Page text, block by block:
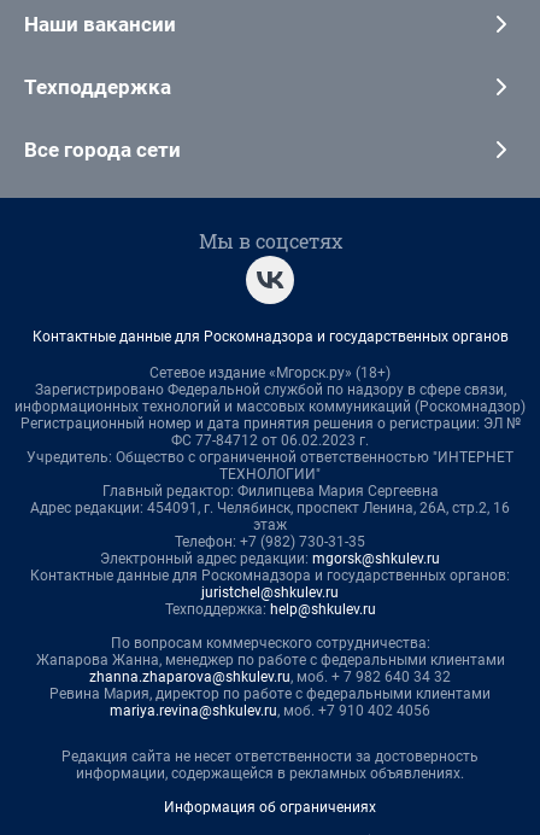
Наши вакансии
Техподдержка
Все города сети
Мы в соцсетях
Контактные данные для Роскомнадзора и государственных органов
Сетевое издание «Мгорск.ру» (18+)
Зарегистрировано Федеральной службой по надзору в сфере связи,
информационных технологий и массовых коммуникаций (Роскомнадзор)
Регистрационный номер и дата принятия решения о регистрации: ЭЛ №
ФС 77-84712 от 06.02.2023 г.
Учредитель: Общество с ограниченной ответственностью "ИНТЕРНЕТ
ТЕХНОЛОГИИ"
Главный редактор: Филипцева Мария Сергеевна
Адрес редакции: 454091, г. Челябинск, проспект Ленина, 26А, стр.2, 16
этаж
Телефон: +7 (982) 730-31-35
Электронный адрес редакции: mgorsk@shkulev.ru
Контактные данные для Роскомнадзора и государственных органов:
juristchel@shkulev.ru
Техподдержка: help@shkulev.ru
По вопросам коммерческого сотрудничества:
Жапарова Жанна, менеджер по работе с федеральными клиентами
zhanna.zhaparova@shkulev.ru, моб. + 7 982 640 34 32
Ревина Мария, директор по работе с федеральными клиентами
mariya.revina@shkulev.ru, моб. +7 910 402 4056
Редакция сайта не несет ответственности за достоверность
информации, содержащейся в рекламных объявлениях.
Информация об ограничениях